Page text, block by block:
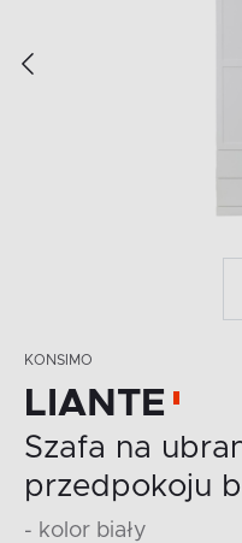
KONSIMO
LIANTE
Szafa na
przedpokoju
- kolor biały